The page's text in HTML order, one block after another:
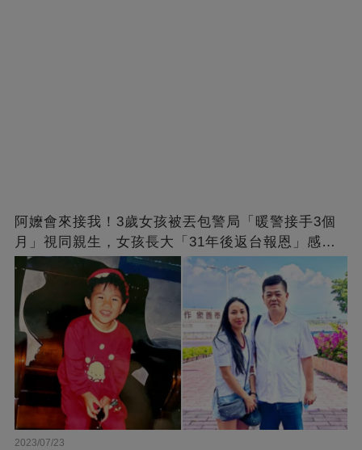
阿嬤會來接我！3歲女孩被丟包警局「暖警接手3個
月」視同親生，女孩長大「31年後返台報恩」感動
全網
2023/07/23